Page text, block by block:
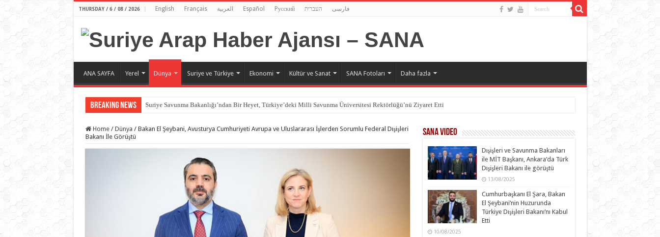
THURSDAY / 6 / 08 / 2026 English Français العربية Español Pусский העברית فارسی
ANA SAYFA Yerel Dünya Suriye ve Türkiye Ekonomi Kültür ve Sanat SANA Fotoları Daha fazla
Breaking News Suriye Savunma Bakanlığı’ndan Bir Heyet, Türkiye’deki Milli Savunma Üniversitesi Rektörlüğü’nü Ziyaret Etti
Home / Dünya / Bakan El Şeybani, Avusturya Cumhuriyeti Avrupa ve Uluslararası İşlerden Sorumlu Federal Dışişleri
Bakanı İle Görüştü
SANA Video
Dışişleri ve Savunma Bakanları
ile MİT Başkanı, Ankara’da Türk
Dışişleri Bakanı ile görüştü
13/08/2025
Cumhurbaşkanı El Şara, Bakan
El Şeybani’nin Huzurunda
Türkiye Dışişleri Bakanı’nı Kabul
Etti
10/08/2025